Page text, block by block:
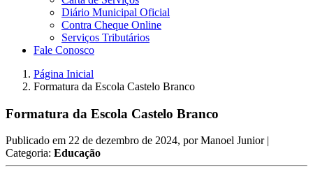
Diário Municipal Oficial
Contra Cheque Online
Serviços Tributários
Fale Conosco
Página Inicial
Formatura da Escola Castelo Branco
Formatura da Escola Castelo Branco
Publicado em 22 de dezembro de 2024, porManoel Junior |
Categoria: Educação